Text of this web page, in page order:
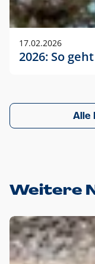
17.02.2026
2026: So
Alle
Weitere